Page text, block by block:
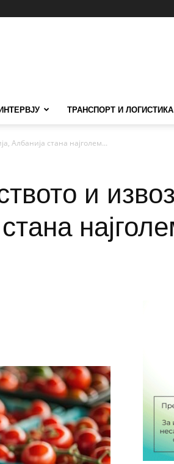
ТРАНСПОРТ И ЛОГИСТИКА
Албанија стана најголем...
и